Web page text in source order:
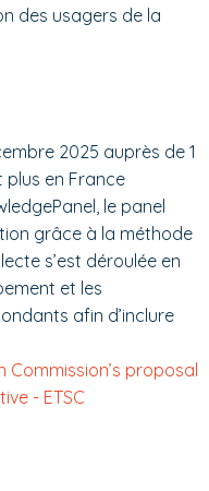
des usagers de la
2025 auprès de 1
plus en France
le panel
grâce à la méthode
s’est déroulée en
et les
afin d’inclure
Commission’s proposal
- ETSC